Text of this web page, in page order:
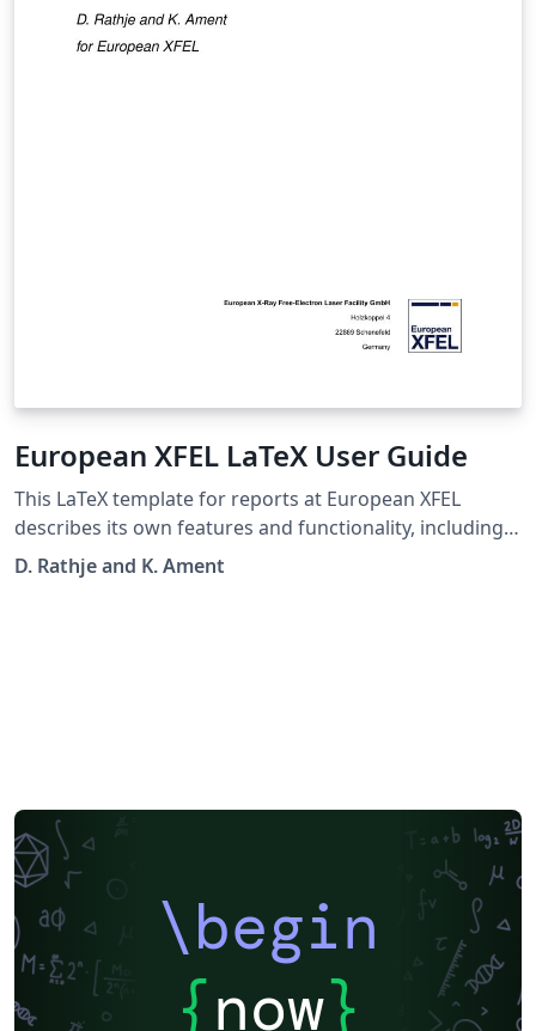
European XFEL LaTeX User Guide
This LaTeX template for reports at European XFEL
describes its own features and functionality, including
document components, BibLaTex classes, and class
options.
D. Rathje and K. Ament
\begin
{now}